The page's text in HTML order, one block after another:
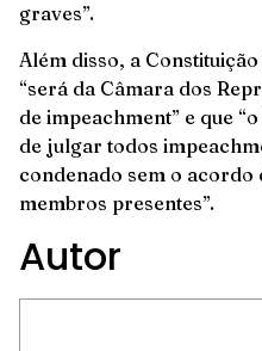
graves”.
Além disso, a
“será da Câmara dos
de impeachment” e que
de julgar todos
condenado sem o acordo
membros presentes”.
Autor